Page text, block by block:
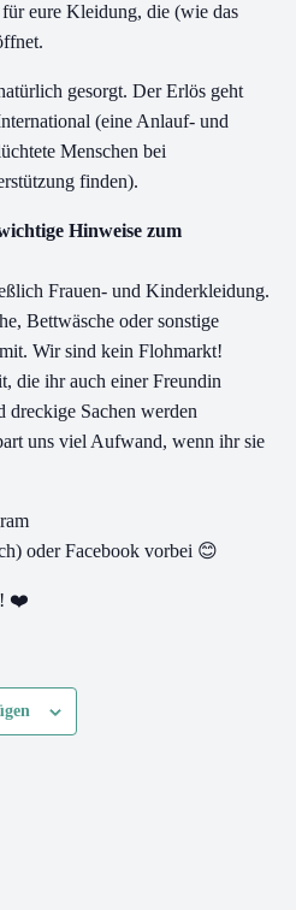
eure Kleidung, die (wie das
gesorgt. Der Erlös geht
(eine Anlauf- und
Menschen bei
finden).
Hinweise zum
Frauen- und Kinderkleidung.
Bettwäsche oder sonstige
Wir sind kein Flohmarkt!
die ihr auch einer Freundin
dreckige Sachen werden
uns viel Aufwand, wenn ihr sie
oder Facebook vorbei 😊
❤️